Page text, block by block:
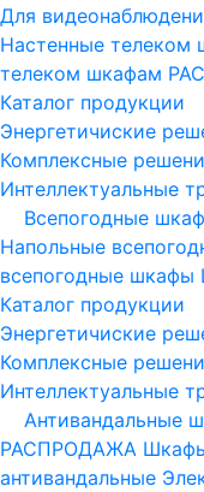
Для
Настенные телеком
телеком шкафам
Каталог продукции
Энергетичиские
Комплексные
Интеллектуальные
Всепогодные
Напольные
всепогодные шкафы
Каталог продукции
Энергетичиские
Комплексные
Интеллектуальные
Антивандальные
РАСПРОДАЖА
антивандальные